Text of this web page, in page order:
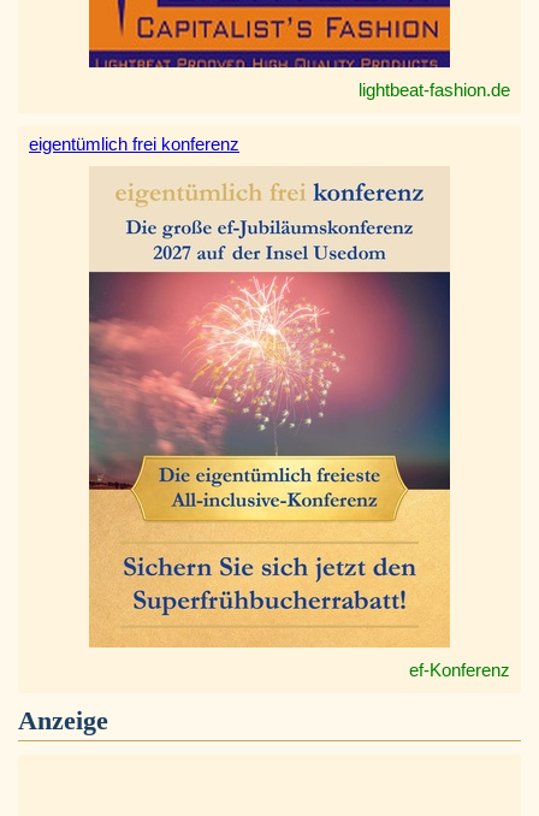
lightbeat-fashion.de
eigentümlich frei konferenz
ef-Konferenz
Anzeige